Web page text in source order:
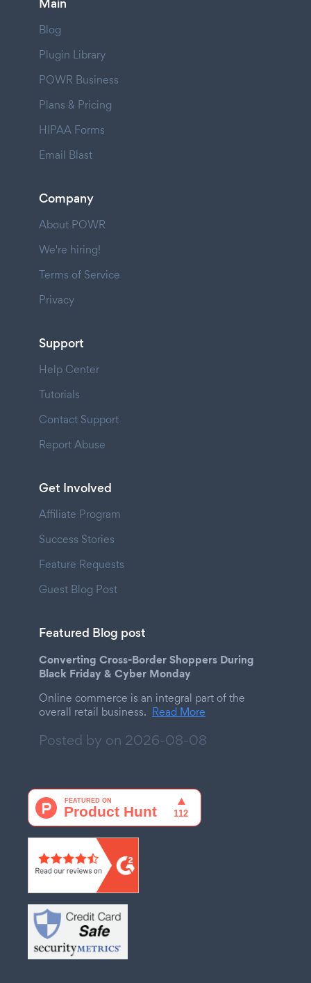
Main
Blog
Plugin Library
POWR Business
Plans & Pricing
HIPAA Forms
Email Blast
Company
About POWR
We're hiring!
Terms of Service
Privacy
Support
Help Center
Tutorials
Contact Support
Report Abuse
Get Involved
Affiliate Program
Success Stories
Feature Requests
Guest Blog Post
Featured Blog post
Converting Cross-Border Shoppers During
Black Friday & Cyber Monday
Online commerce is an integral part of the
overall retail business. Read More
Posted by on 2026-08-08